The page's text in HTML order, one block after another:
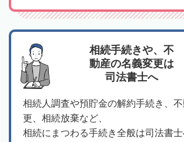
相続手続きや、不
動産の名義変更は
司法書士へ
相続人調査や預貯金の解約手続き、
更、相続放棄など、
相続にまつわる手続き全般は司法書